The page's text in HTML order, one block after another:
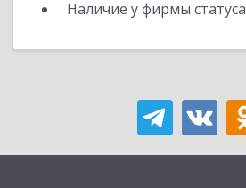
Наличие у фирмы статуса